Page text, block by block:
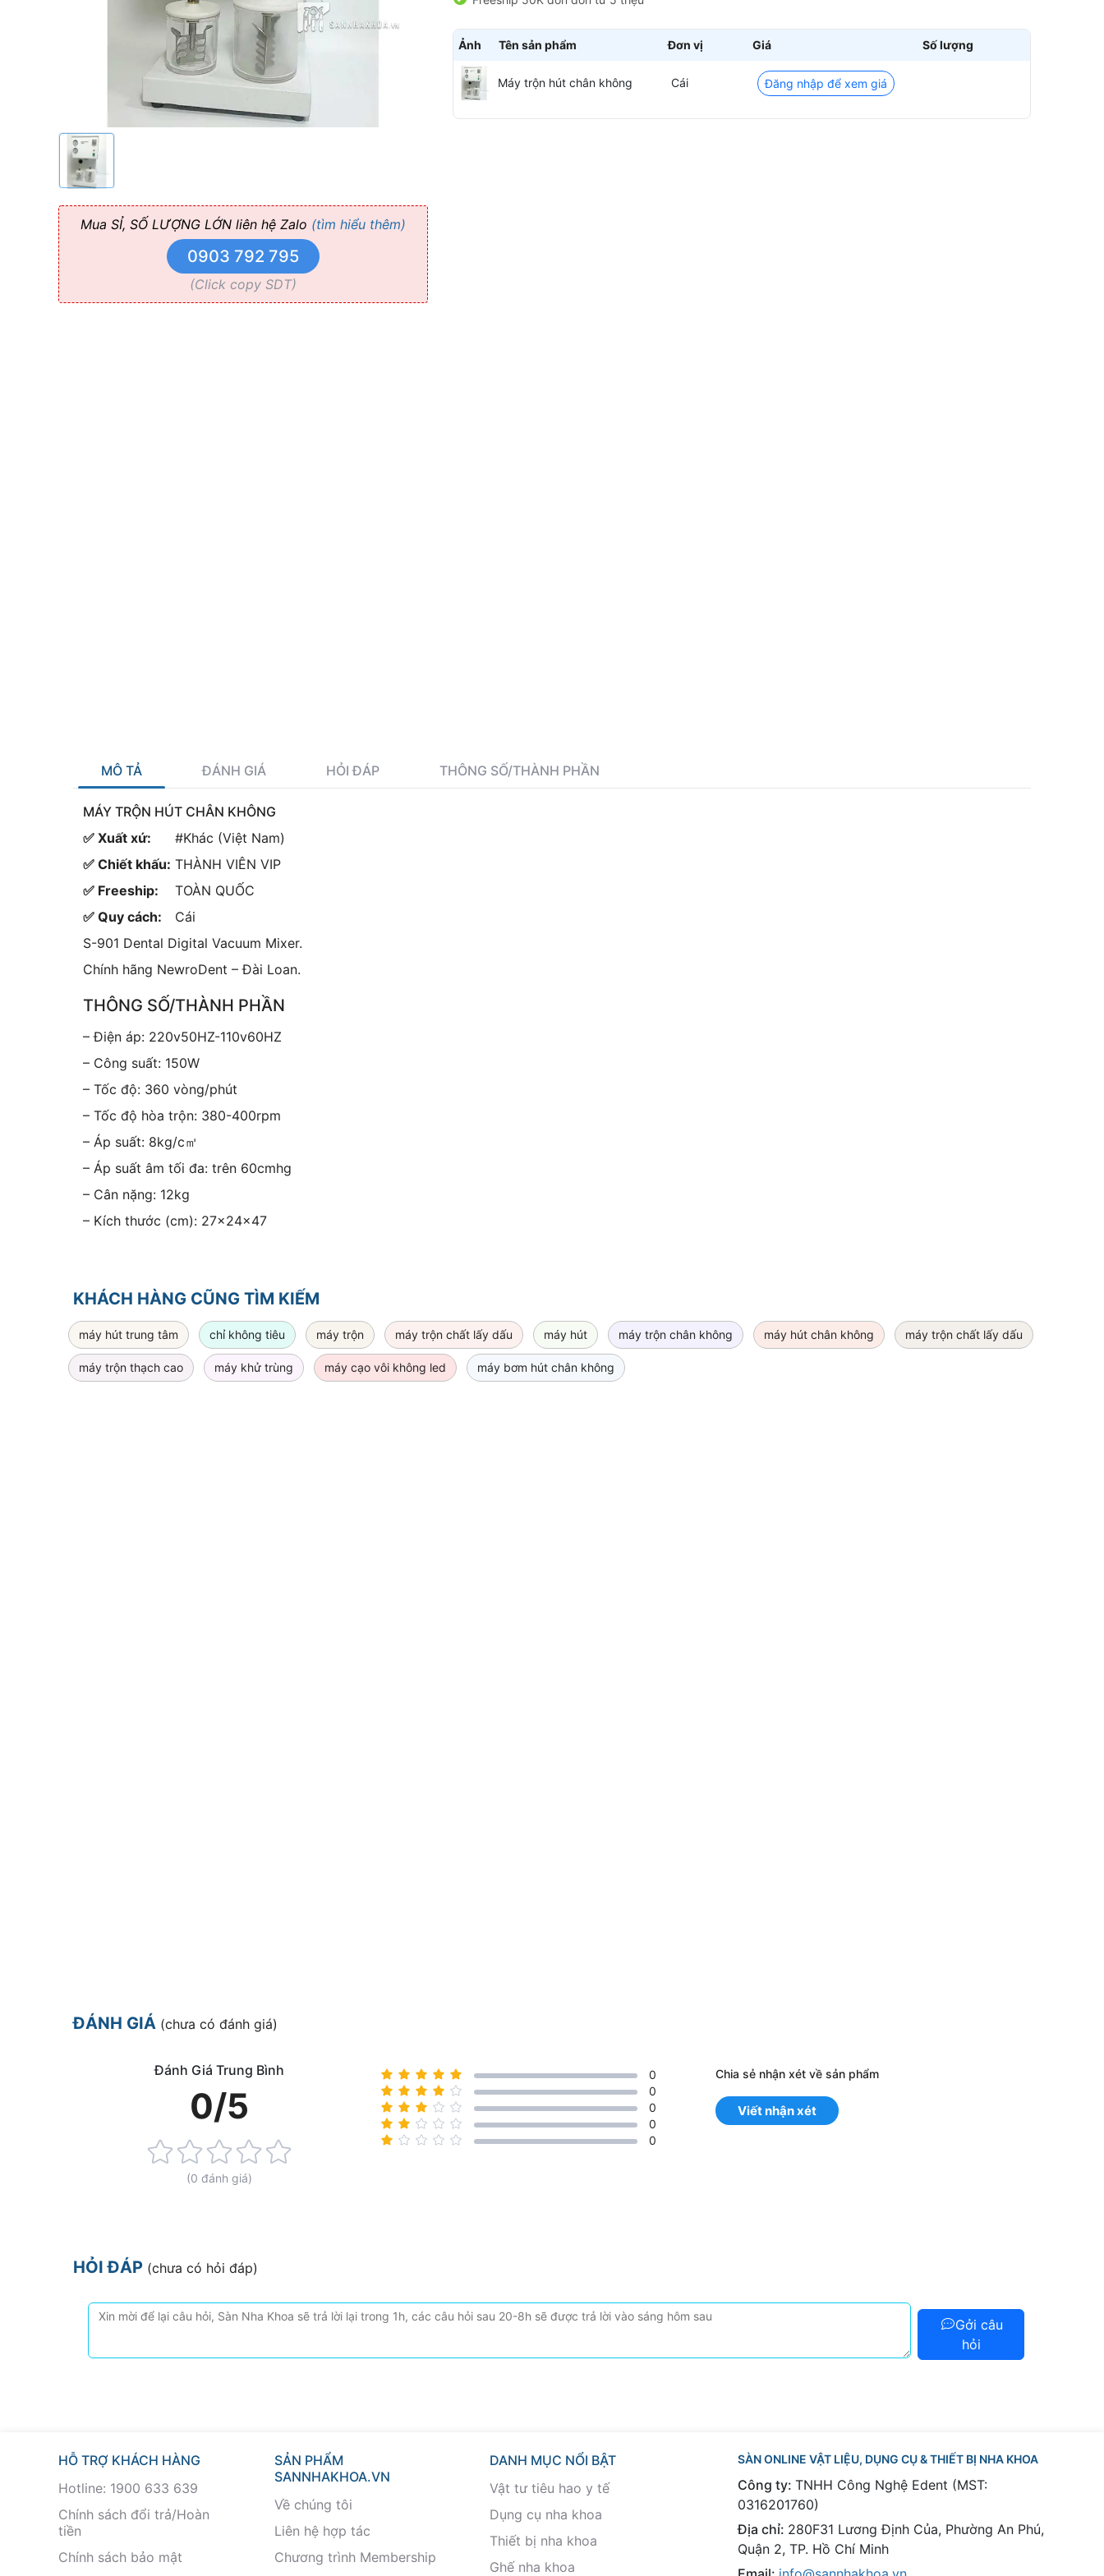
Mua SỈ, SỐ LƯỢNG LỚN liên hệ Zalo (tìm hiểu thêm)
0903 792 795
(Click copy SDT)
Ảnh Tên sản phẩm Đơn vị Giá Số lượng
Máy trộn hút chân không Cái Đăng nhập để xem giá
MÔ TẢ ĐÁNH GIÁ HỎI ĐÁP THÔNG SỐ/THÀNH PHẦN
MÁY TRỘN HÚT CHÂN KHÔNG
✅ Xuất xứ:
#Khác (Việt Nam)
✅ Chiết khấu: THÀNH VIÊN VIP
✅ Freeship:
TOÀN QUỐC
✅ Quy cách:
Cái
S-901 Dental Digital Vacuum Mixer.
Chính hãng NewroDent – Đài Loan.
THÔNG SỐ/THÀNH PHẦN
– Điện áp: 220v50HZ-110v60HZ
– Công suất: 150W
– Tốc độ: 360 vòng/phút
– Tốc độ hòa trộn: 380-400rpm
– Áp suất: 8kg/c㎡
– Áp suất âm tối đa: trên 60cmhg
– Cân nặng: 12kg
– Kích thước (cm): 27x24x47
KHÁCH HÀNG CŨNG TÌM KIẾM
máy hút trung tâm chỉ không tiêu máy trộn máy trộn chất lấy dấu máy hút máy trộn chân không máy hút chân không máy trộn chất lấy dấu
máy trộn thạch cao máy khử trùng máy cạo vôi không led máy bơm hút chân không
ĐÁNH GIÁ (chưa có đánh giá)
Đánh Giá Trung Bình
0/5
(0 đánh giá)
0
0
0
0
0
Chia sẻ nhận xét về sản phẩm
Viết nhận xét
HỎI ĐÁP (chưa có hỏi đáp)
Gởi câu
hỏi
HỖ TRỢ KHÁCH HÀNG
Hotline: 1900 633 639
Chính sách đổi trả/Hoàn
tiền
Chính sách bảo mật
SẢN PHẨM
SANNHAKHOA.VN
Về chúng tôi
Liên hệ hợp tác
Chương trình Membership
DANH MỤC NỔI BẬT
Vật tư tiêu hao y tế
Dụng cụ nha khoa
Thiết bị nha khoa
Ghế nha khoa
SÀN ONLINE VẬT LIỆU, DỤNG CỤ & THIẾT BỊ NHA KHOA
Công ty: TNHH Công Nghệ Edent (MST:
0316201760)
Địa chỉ: 280F31 Lương Định Của, Phường An Phú,
Quận 2, TP. Hồ Chí Minh